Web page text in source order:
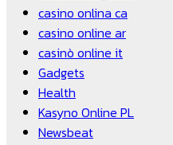
casino onlina ca
casino online ar
casinò online it
Gadgets
Health
Kasyno Online PL
Newsbeat